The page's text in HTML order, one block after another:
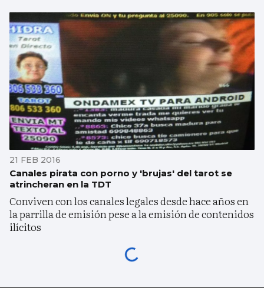
21 FEB 2016
Canales pirata con porno y 'brujas' del tarot se
atrincheran en la TDT
Conviven con los canales legales desde hace años en
la parrilla de emisión pese a la emisión de contenidos
ilícitos